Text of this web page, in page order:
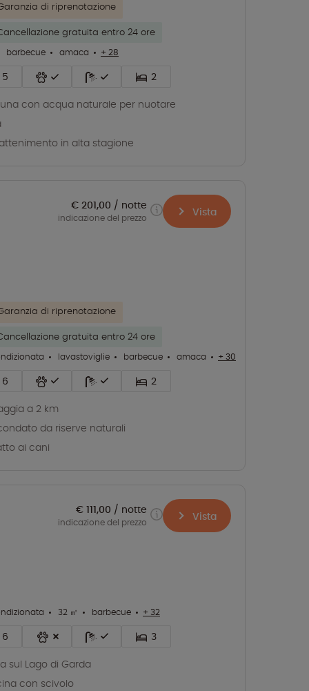
di riprenotazione
gratuita entro 24 ore
barbecue
amaca + 28
2
con acqua naturale per nuotare
in alta stagione
di riprenotazione
gratuita entro 24 ore
lavastoviglie barbecue amaca + 30
2
a 2 km
da riserve naturali
ai cani
€ 201,00 notte
indicazione del prezzo Vista
32 ㎡ barbecue + 32
3
sul Lago di Garda
con scivolo
€ 111,00 notte
indicazione del prezzo Vista